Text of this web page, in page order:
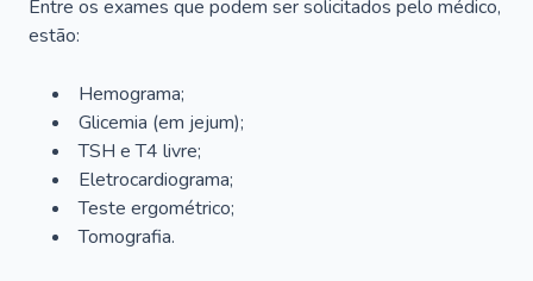
Entre os exames que podem ser solicitados pelo médico,
estão:
Hemograma;
Glicemia (em jejum);
TSH e T4 livre;
Eletrocardiograma;
Teste ergométrico;
Tomografia.